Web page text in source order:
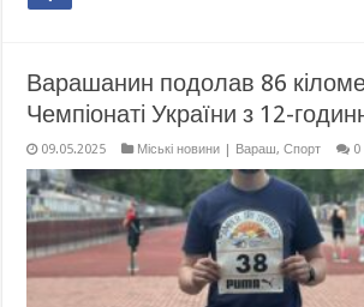
Варашанин подолав 86
Чемпіонаті України з 12-
09.05.2025 Міські новини | Вараш,Спорт 0